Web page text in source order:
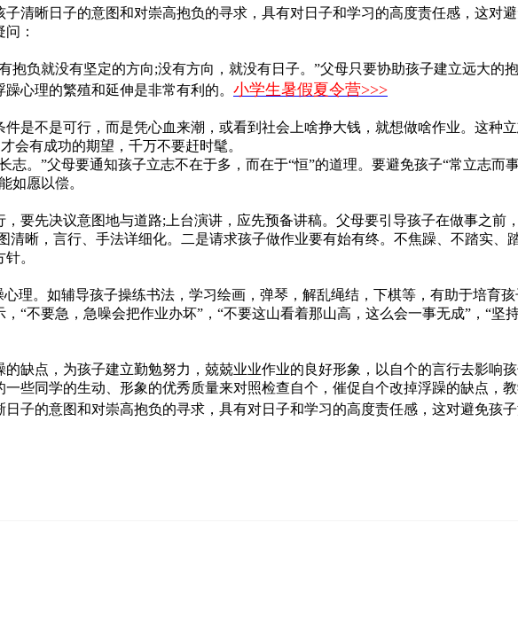
晰日子的意图和对崇高抱负的寻求，具有对日子和学习的高度责任感，这对避
：
负就没有坚定的方向;没有方向，就没有日子。”父母只要协助孩子建立远大的
心理的繁殖和延伸是非常有利的。 小学生暑假夏令营>>>
不是可行，而是凭心血来潮，或看到社会上啥挣大钱，就想做啥作业。这种
会有成功的期望，千万不要赶时髦。
”父母要通知孩子立志不在于多，而在于“恒”的道理。要避免孩子“常立志而
如愿以偿。
先决议意图地与道路;上台演讲，应先预备讲稿。父母要引导孩子在做事之前
清晰，言行、手法详细化。二是请求孩子做作业要有始有终。不焦躁、不踏实、
。
。如辅导孩子操练书法，学习绘画，弹琴，解乱绳结，下棋等，有助于培育
“不要急，急噪会把作业办坏”，“不要这山看着那山高，这么会一事无成”，“坚
点，为孩子建立勤勉努力，兢兢业业作业的良好形象，以自个的言行去影响
些同学的生动、形象的优秀质量来对照检查自个，催促自个改掉浮躁的缺点，
的意图和对崇高抱负的寻求，具有对日子和学习的高度责任感，这对避免孩子